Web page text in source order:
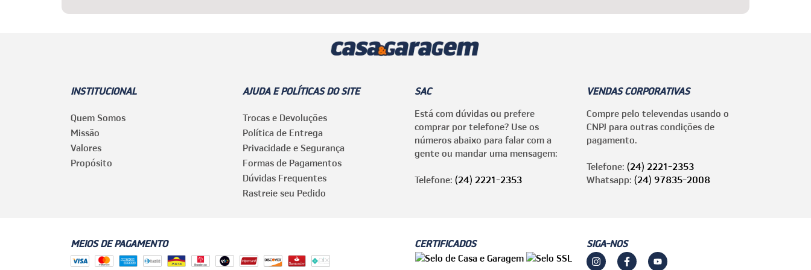
INSTITUCIONAL
Quem Somos
Missão
Valores
Propósito
AJUDA E POLÍTICAS DO SITE
Trocas e Devoluções
Política de Entrega
Privacidade e Segurança
Formas de Pagamentos
Dúvidas Frequentes
Rastreie seu Pedido
SAC
Está com dúvidas ou prefere
comprar por telefone? Use os
números abaixo para falar com a
gente ou mandar uma mensagem:
Telefone: (24) 2221-2353
VENDAS CORPORATIVAS
Compre pelo televendas usando o
CNPJ para outras condições de
pagamento.
Telefone: (24) 2221-2353
Whatsapp: (24) 97835-2008
MEIOS DE PAGAMENTO CERTIFICADOS SIGA-NOS